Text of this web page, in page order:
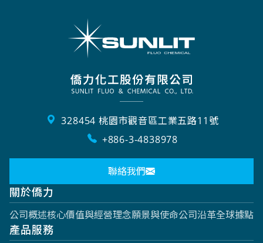
328454 桃園市觀音區工業五路11號
+886-3-4838978
聯絡我們
關於僑力
公司概述核心價值與經營理念願景與使命公司沿革全球據點
產品服務